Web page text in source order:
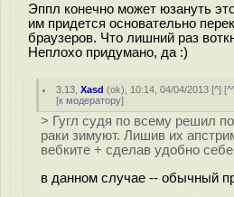
Эппл конечно может юзануть
им придется основательно
браузеров. Что лишний раз
Неплохо придумано, да :)
3.13 ,Xasd (ok), 10:14, 04/04/2013 [^] [
[к модератору]
> Гугл судя по всему решил
раки зимуют. Лишив их
вебките + сделав удобно себе
в данном случае -- обычный